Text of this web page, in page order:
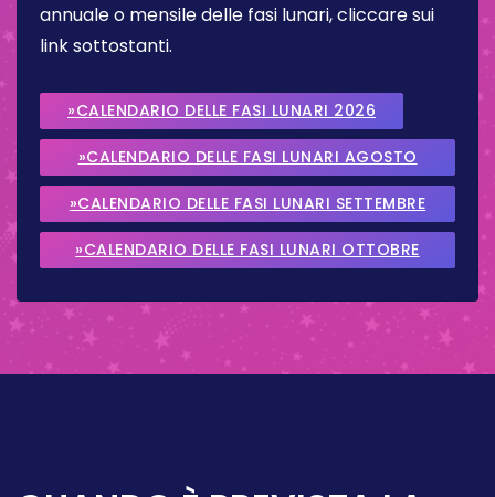
annuale o mensile delle fasi lunari, cliccare sui
link sottostanti.
»CALENDARIO DELLE FASI LUNARI 2026
»CALENDARIO DELLE FASI LUNARI AGOSTO
2026
»CALENDARIO DELLE FASI LUNARI SETTEMBRE
2026
»CALENDARIO DELLE FASI LUNARI OTTOBRE